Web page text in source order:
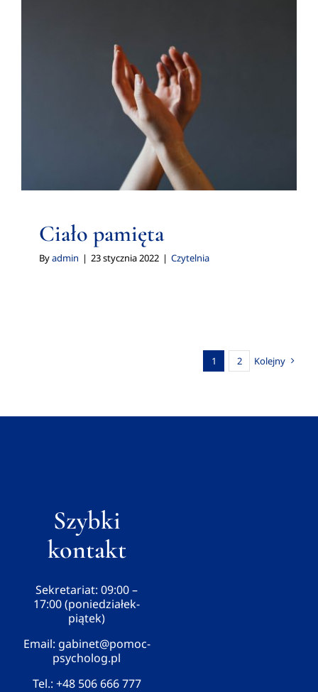
Ciało pamięta
Czytelnia
Ciało pamięta
Byadmin | 23 stycznia 2022 | Czytelnia
1 2 Kolejny
Szybki
kontakt
Sekretariat: 09:00 –
17:00 (poniedziałek-
piątek)
Email: gabinet@pomoc-
psycholog.pl
Tel.: +48 506 666 777